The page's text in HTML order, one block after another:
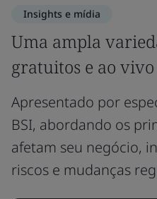
Insights e mídia
Uma ampla
gratuitos e ao vivo
Apresentado por
BSI, abordando os
afetam seu negócio,
riscos e mudanças